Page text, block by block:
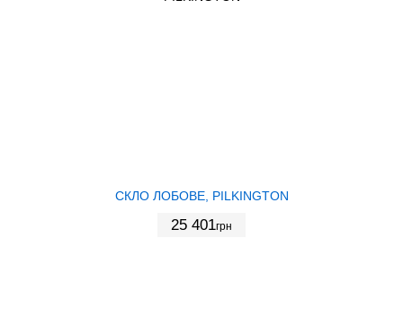
СКЛО ЛОБОВЕ, PILKINGTON
25 401грн